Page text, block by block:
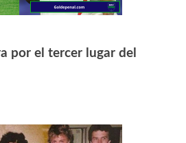
por el tercer lugar del